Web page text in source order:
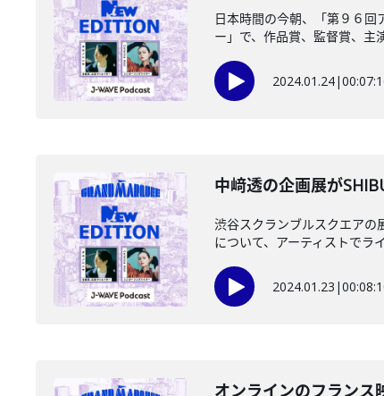
日本時間の今朝、「第９６
ー」で、作品賞、監督賞、主
2024.01.24|
中﨑透の企画展が
渋谷スクランブルスクエアの
について、アーティストでラ
2024.01.23 |
オンラインのフランス